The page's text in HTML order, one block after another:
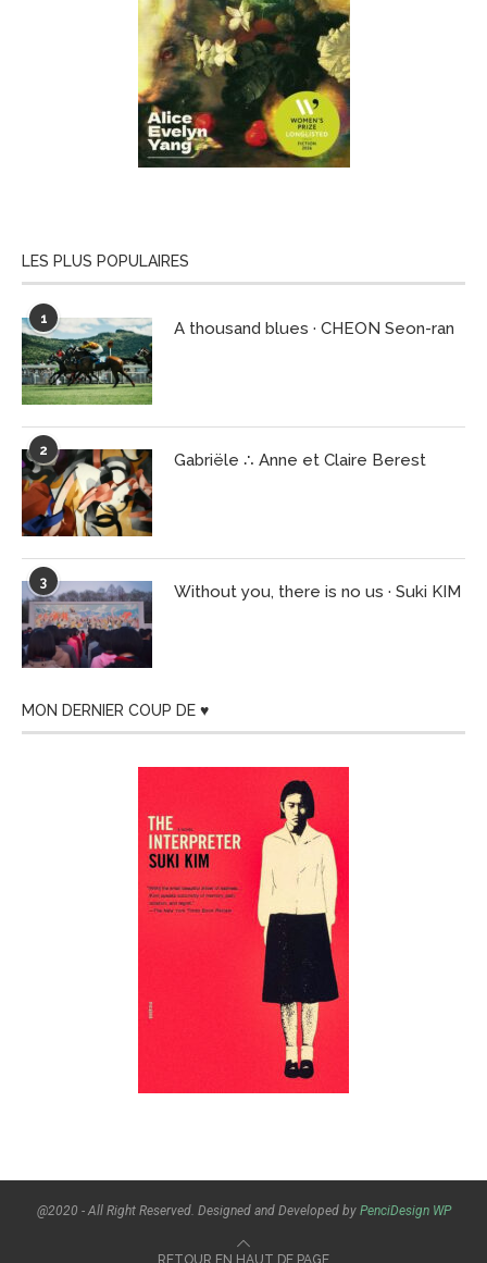
LES PLUS POPULAIRES
1 A thousand blues · CHEON Seon-ran
2 Gabriële ∴ Anne et Claire Berest
3 Without you, there is no us · Suki KIM
MON DERNIER COUP DE ♥
@2020 - All Right Reserved. Designed and Developed by PenciDesign WP